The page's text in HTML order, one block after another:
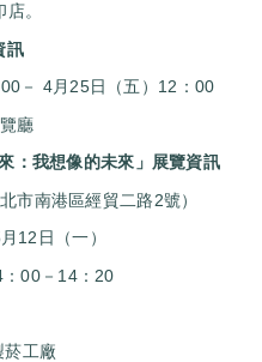
。
訊
－ 4月25日（五）12：00
廳
：我想像的未來」展覽資訊
市南港區經貿二路2號）
12日（一）
00－14：20
菸工廠